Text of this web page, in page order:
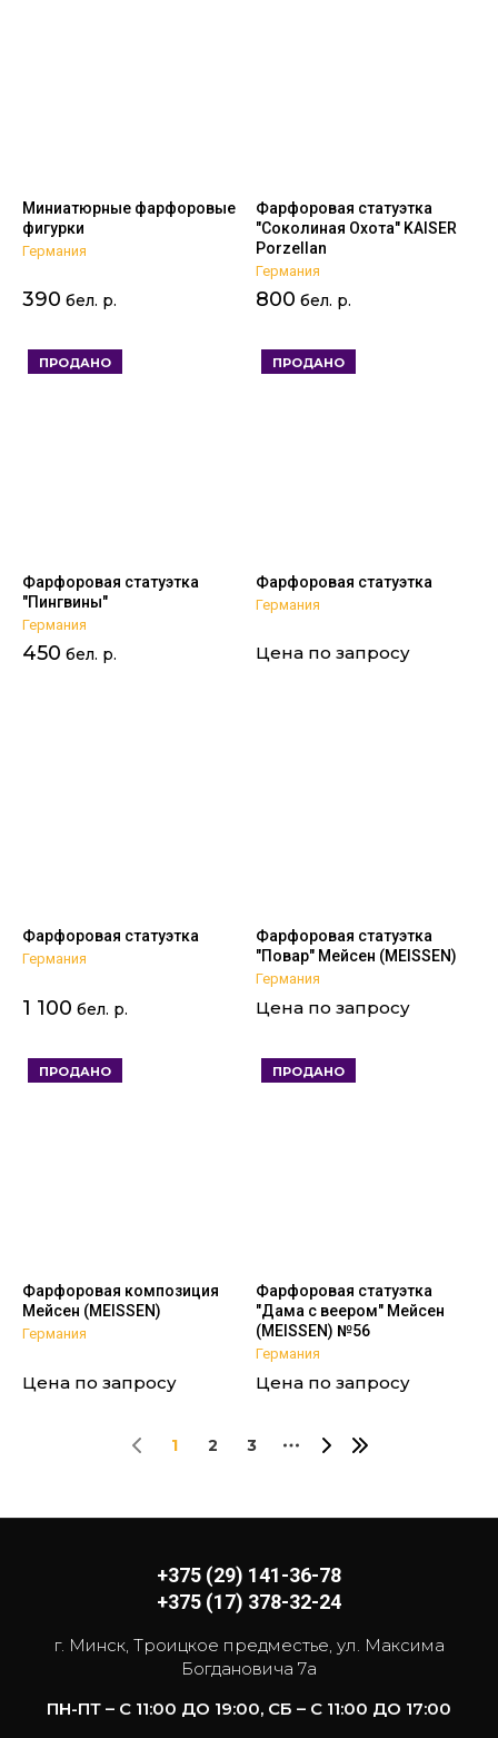
Миниатюрные фарфоровые
фигурки
Германия
390 бел. р.
Фарфоровая статуэтка
"Соколиная Охота" KAISER
Porzellan
Германия
800 бел. р.
ПРОДАНО
Фарфоровая статуэтка
"Пингвины"
Германия
450 бел. р.
ПРОДАНО
Фарфоровая статуэтка
Германия
Цена по запросу
Фарфоровая статуэтка
Германия
1 100 бел. р.
Фарфоровая статуэтка
"Повар" Мейсен (MEISSEN)
Германия
Цена по запросу
ПРОДАНО
Фарфоровая композиция
Мейсен (MEISSEN)
Германия
Цена по запросу
ПРОДАНО
Фарфоровая статуэтка
"Дама с веером" Мейсен
(MEISSEN) №56
Германия
Цена по запросу
1 2 3
+375 (29) 141-36-78
+375 (17) 378-32-24
г. Минск, Троицкое предместье, ул. Максима
Богдановича 7а
ПН-ПТ – С 11:00 ДО 19:00, СБ – С 11:00 ДО 17:00